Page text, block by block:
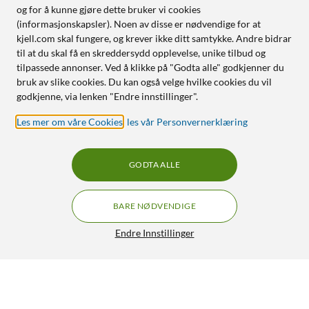
og for å kunne gjøre dette bruker vi cookies
(informasjonskapsler). Noen av disse er nødvendige for at
kjell.com skal fungere, og krever ikke ditt samtykke. Andre bidrar
til at du skal få en skreddersydd opplevelse, unike tilbud og
tilpassede annonser. Ved å klikke på "Godta alle" godkjenner du
bruk av slike cookies. Du kan også velge hvilke cookies du vil
godkjenne, via lenken "Endre innstillinger".
Les mer om våre Cookies les vår Personvernerklæring
Endre Innstillinger
BARE NØDVENDIGE
GODTA ALLE